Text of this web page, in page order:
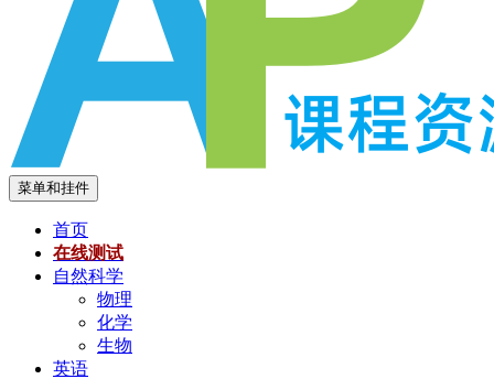
菜单和挂件
首页
在线测试
自然科学
物理
化学
生物
英语